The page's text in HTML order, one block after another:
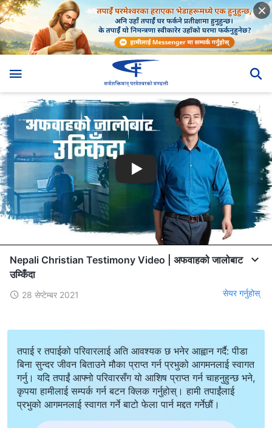
Nepali Christian Testimony Video | अफवाहको जालोबाट
उम्किँदा
28 सेप्टेम्बर 2021 सेयर गर्नुहोस्
तपाई र तपाईको परिवारलाई अति आवश्यक छ भनेर आह्वान गर्दै: पीडा
बिना सुन्दर जीवन बिताउने मौका प्राप्त गर्न प्रभुको आगमनलाई स्वागत
गर्नु। यदि तपाईं आफ्नो परिवारसँग यो आशिष प्राप्त गर्न चाहनुहुन्छ भने,
कृपया हामीलाई सम्पर्क गर्न बटन क्लिक गर्नुहोस्। हामी तपाईंलाई
प्रभुको आगमनलाई स्वागत गर्ने बाटो फेला पार्न मद्दत गर्नेछौं।